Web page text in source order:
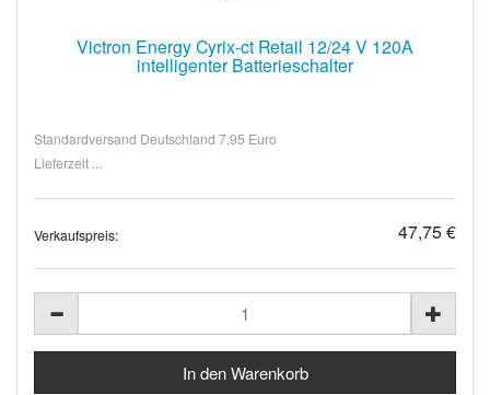
Victron Energy Cyrix-ct Retail 12/24 V 120A
intelligenter Batterieschalter
Standardversand Deutschland 7,95 Euro
Lieferzeit ...
Verkaufspreis: 47,75 €